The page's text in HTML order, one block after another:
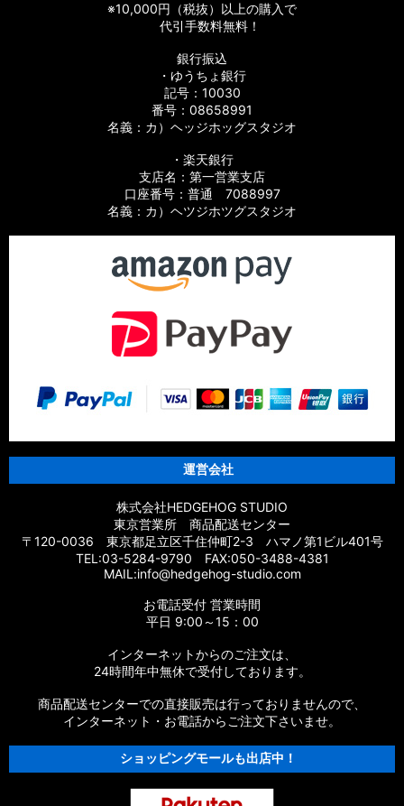
※10,000円（税抜）以上の購入で
代引手数料無料！
銀行振込
・ゆうちょ銀行
記号：10030
番号：08658991
名義：カ）ヘッジホッグスタジオ
・楽天銀行
支店名：第一営業支店
口座番号：普通 7088997
名義：カ）ヘツジホツグスタジオ
運営会社
株式会社HEDGEHOG STUDIO
東京営業所 商品配送センター
〒120-0036 東京都足立区千住仲町2-3 ハマノ第1ビル401号
TEL:03-5284-9790 FAX:050-3488-4381
MAIL:info@hedgehog-studio.com
お電話受付 営業時間
平日 9:00～15：00
インターネットからのご注文は、
24時間年中無休で受付しております。
商品配送センターでの直接販売は行っておりませんので、
インターネット・お電話からご注文下さいませ。
ショッピングモールも出店中！